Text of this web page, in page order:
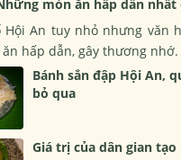
món ăn hấp dẫn nhất
Hội An tuy nhỏ nhưng văn
hấp dẫn, gây thương nhớ.
Bánh sắn đập Hội An,
bỏ qua
Giá trị của dân gian